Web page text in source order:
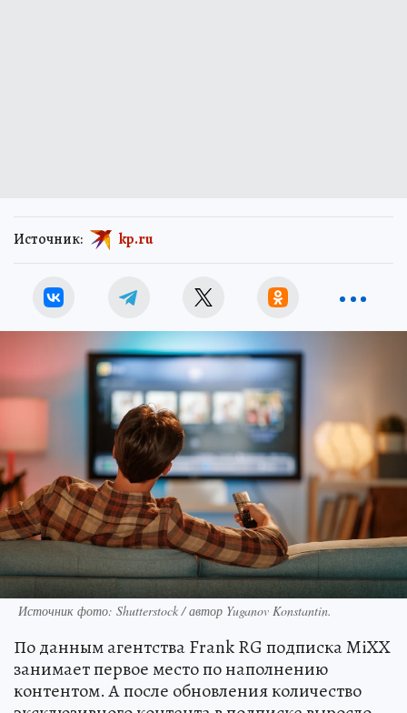
Источник: kp.ru
Источник фото: Shutterstock / автор Yuganov Konstantin.
По данным агентства Frank RG подписка MiXX
занимает первое место по наполнению
контентом. А после обновления количество